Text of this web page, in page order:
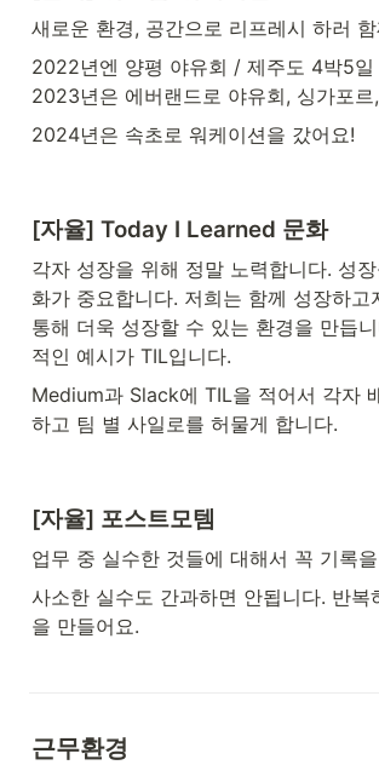
새로운 환경, 공간으로 리프레시 하러
2022년엔 양평 야유회 / 제주도 4박5일
2023년은 에버랜드로 야유회, 싱가포르
2024년은 속초로 워케이션을 갔어요!
[자율] Today I Learned 문화
각자 성장을 위해 정말 노력합니다. 성
화가 중요합니다. 저희는 함께 성장하고
통해 더욱 성장할 수 있는 환경을 만듭
적인 예시가 TIL입니다.
Medium과 Slack에 TIL을 적어서 각자
하고 팀 별 사일로를 허물게 합니다.
[자율] 포스트모템
업무 중 실수한 것들에 대해서 꼭 기록
사소한 실수도 간과하면 안됩니다. 반복
을 만들어요.
근무환경